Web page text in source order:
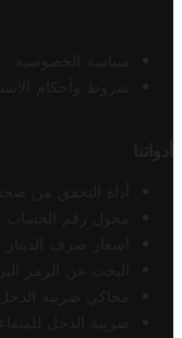
سياسة الخصوصية
شروط وأحكام
أدواتنا
أداة التحقق من
محول رقم الحساب
أسعار صرف الدينار
البحث عن الرمز
محاكي ضريبة
ضريبة الدخل